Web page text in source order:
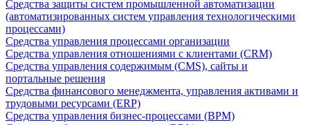
Средства защиты систем промышленной автоматизации
(автоматизированных систем управления технологическими
процессами)
Средства управления процессами организации
Средства управления отношениями с клиентами (CRM)
Средства управления содержимым (CMS), сайты и
портальные решения
Средства финансового менеджмента, управления активами и
трудовыми ресурсами (ERP)
Средства управления бизнес-процессами (BPM)